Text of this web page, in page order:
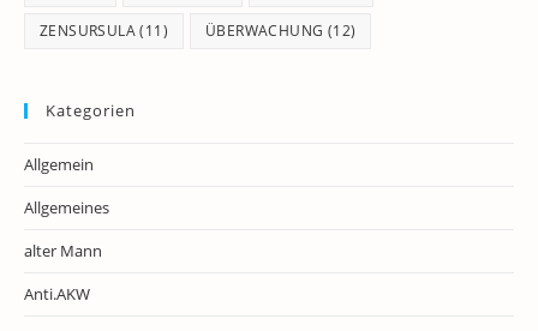
ZENSURSULA(11) ÜBERWACHUNG (12)
Kategorien
Allgemein
Allgemeines
alter Mann
Anti.AKW